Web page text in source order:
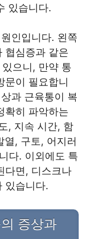
있습니다.
인입니다. 왼쪽
협심증과 같은
으니, 만약 통
문이 필요합니
과 근육통이 복
확히 파악하는
, 지속 시간, 함
, 구토, 어지러
다. 이외에도 특
다면, 디스크나
있습니다.
증상과